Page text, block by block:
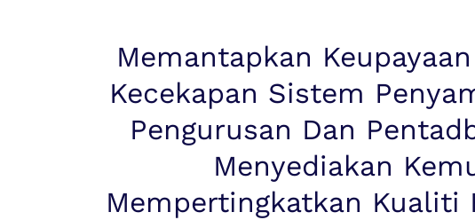
Memantapkan
Kecekapan Sistem
Pengurusan Dan
Menyediakan
Mempertingkatkan Kualiti